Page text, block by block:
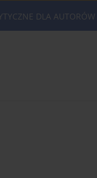
DLA AUTORÓW